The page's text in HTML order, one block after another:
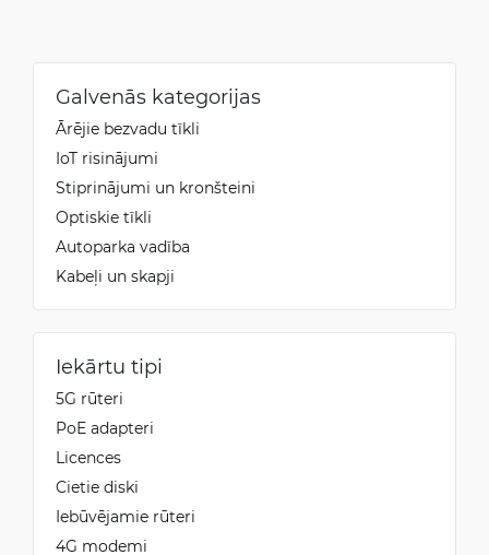
Galvenās kategorijas
Ārējie bezvadu tīkli
IoT risinājumi
Stiprinājumi un kronšteini
Optiskie tīkli
Autoparka vadība
Kabeļi un skapji
Iekārtu tipi
5G rūteri
PoE adapteri
Licences
Cietie diski
Iebūvējamie rūteri
4G modemi